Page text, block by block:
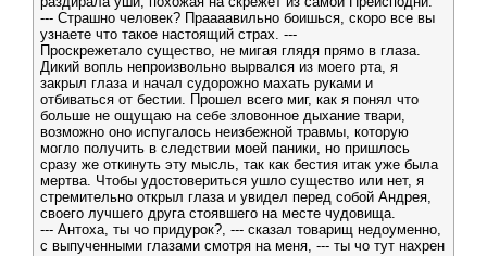
--- Страшно человек? Праааавильно боишься, скоро все вы
узнаете что такое настоящий страх. ---
Проскрежетало существо, не мигая глядя прямо в глаза.
Дикий вопль непроизвольно вырвался из моего рта, я
закрыл глаза и начал судорожно махать руками и
отбиваться от бестии. Прошел всего миг, как я понял что
больше не ощущаю на себе зловонное дыхание твари,
возможно оно испугалось неизбежной травмы, которую
могло получить в следствии моей паники, но пришлось
сразу же откинуть эту мысль, так как бестия итак уже была
мертва. Чтобы удостовериться ушло существо или нет, я
стремительно открыл глаза и увидел перед собой Андрея,
своего лучшего друга стоявшего на месте чудовища.
--- Антоха, ты чо придурок?, --- сказал товарищ недоуменно,
с выпученными глазами смотря на меня, --- ты чо тут нахрен